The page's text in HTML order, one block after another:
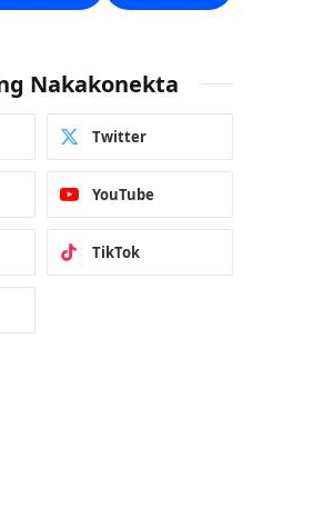
Nakakonekta
Twitter
YouTube
TikTok